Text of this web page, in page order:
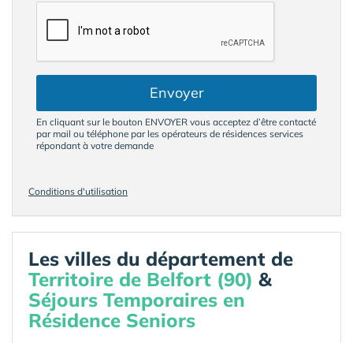
Envoyer
En cliquant sur le bouton ENVOYER vous acceptez d’être contacté
par mail ou téléphone par les opérateurs de résidences services
répondant à votre demande
Conditions d'utilisation
Les villes du département de
Territoire de Belfort (90) &
Séjours Temporaires en
Résidence Seniors